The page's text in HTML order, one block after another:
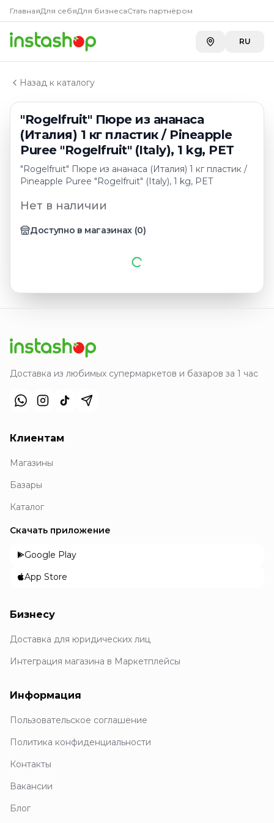
ГлавнаяДля себяДля бизнесаСтать партнёром
RU
Назад к каталогу
"Rogelfruit" Пюре из ананаса
(Италия) 1 кг пластик / Pineapple
Puree "Rogelfruit" (Italy), 1 kg, PET
"Rogelfruit" Пюре из ананаса (Италия) 1 кг пластик /
Pineapple Puree "Rogelfruit" (Italy), 1 kg, PET
Нет в наличии
Доступно в магазинах (0)
Главная
Каталог
Пюре фруктовое замороженное
"Rogelfruit" Пюре из ананаса (Италия) 1 кг пластик /
Доставка из любимых супермаркетов и базаров за 1 час
Клиентам
Магазины
Базары
Каталог
Скачать приложение
Google Play
App Store
Бизнесу
Доставка для юридических лиц
Интеграция магазина в Маркетплейсы
Информация
Пользовательское соглашение
Политика конфиденциальности
Контакты
Вакансии
Блог